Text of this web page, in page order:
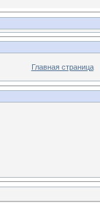
Главная страница